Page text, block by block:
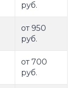
руб.
от 950
руб.
от 700
руб.